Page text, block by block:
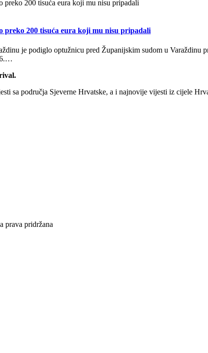
preko 200 tisuća eura koji mu nisu pripadali
je podiglo optužnicu pred Županijskim sudom u
sa područja Sjeverne Hrvatske, a i najnovije vijesti iz cijele
prava pridržana